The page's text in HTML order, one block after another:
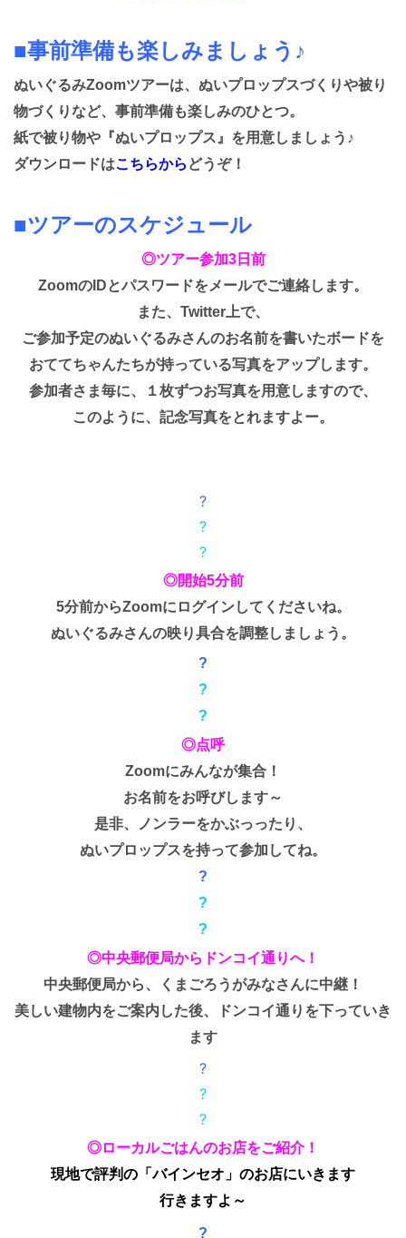
■事前準備も楽しみましょう♪
ぬいぐるみZoomツアーは、ぬいプロップスづくりや被り
物づくりなど、事前準備も楽しみのひとつ。
紙で被り物や『ぬいプロップス』を用意しましょう♪
ダウンロードはこちらから どうぞ！
■ツアーのスケジュール
◎ツアー参加3日前
ZoomのIDとパスワードをメールでご連絡します。
また、Twitter上で、
ご参加予定のぬいぐるみさんのお名前を書いたボードを
おててちゃんたちが持っている写真をアップします。
参加者さま毎に、１枚ずつお写真を用意しますので、
このように、記念写真をとれますよー。
?
?
?
◎開始5分前
5分前からZoomにログインしてくださいね。
ぬいぐるみさんの映り具合を調整しましょう。
?
?
?
◎点呼
Zoomにみんなが集合！
お名前をお呼びします～
是非、ノンラーをかぶっったり、
ぬいプロップスを持って参加してね。
?
?
?
◎中央郵便局からドンコイ通りへ！
中央郵便局から、くまごろうがみなさんに中継！
美しい建物内をご案内した後、ドンコイ通りを下っていき
ます
?
?
?
◎ローカルごはんのお店をご紹介！
現地で評判の「バインセオ」のお店にいきます
行きますよ～
?